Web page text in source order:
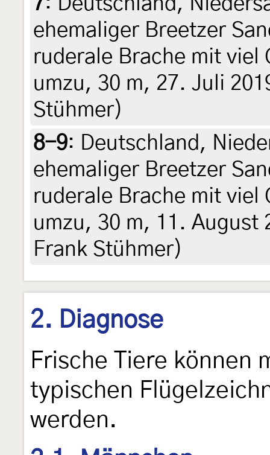
ehemaliger Breetzer
ruderale Brache mit viel
umzu, 30 m, 27. Juli
Stühmer)
8-9: Deutschland,
ehemaliger Breetzer
ruderale Brache mit viel
umzu, 30 m, 11. August
Frank Stühmer)
2. Diagnose
Frische Tiere können
typischen
werden.